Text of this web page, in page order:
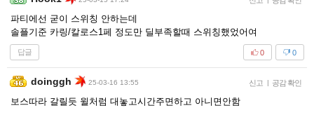
파티에선 굳이 스위칭 안하는데
솔플기준 카링/칼로스1페 정도만 딜부족할때 스위칭했었어여
답글 0
0
doinggh 25-03-16 13:55 신고 | 공감 확인
보스따라 갈릴듯 윌처럼 대놓고시간주면하고 아니면안함